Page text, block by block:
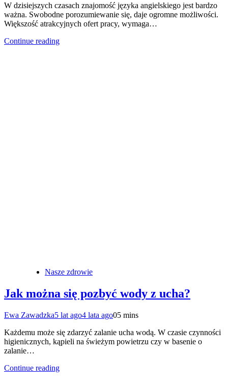
W dzisiejszych czasach znajomość języka angielskiego jest bardzo
ważna. Swobodne porozumiewanie się, daje ogromne możliwości.
Większość atrakcyjnych ofert pracy, wymaga…
Continue reading
Nasze zdrowie
Jak można się pozbyć wody z ucha?
Ewa Zawadzka5 lat ago4 lata ago05 mins
Każdemu może się zdarzyć zalanie ucha wodą. W czasie czynności
higienicznych, kąpieli na świeżym powietrzu czy w basenie o
zalanie…
Continue reading